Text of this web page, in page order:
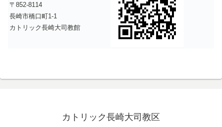
〒852-8114
長崎市橋口町1-1
カトリック長崎大司教館
カトリック長崎大司教区